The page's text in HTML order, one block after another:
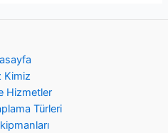
Kimiz
Hizmetler
Türleri